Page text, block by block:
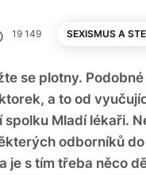
19 149 SEXISMUS A
se plotny.
a to od
Mladí lékaři.
odborníků
je s tím třeba něco